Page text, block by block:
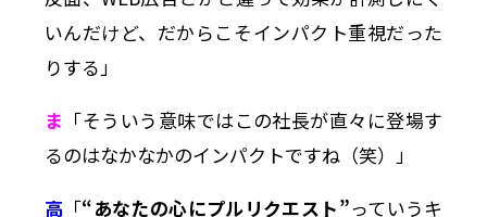
いんだけど、だからこそインパクト重視だった
りする」
ま 「そういう意味ではこの社長が直々に登場す
るのはなかなかのインパクトですね（笑）」
高 「“あなたの心にプルリクエスト”っていうキ